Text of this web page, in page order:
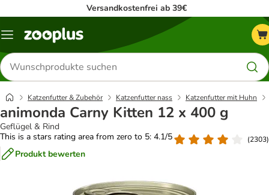
Versandkostenfrei ab 39€
Menü
Produkte
suchen
Katzenfutter & Zubehör Katzenfutter nass Katzenfutter mit Huhn
animonda Carny Kitten 12 x 400 g
Geflügel & Rind
This is a stars rating area from zero to 5: 4.1/5
(2303)
Produkt bewerten